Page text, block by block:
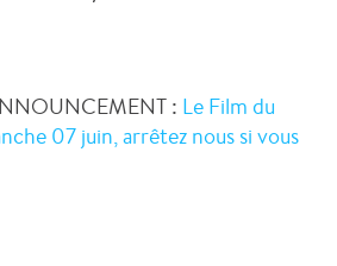
: Le Film du
07 juin, arrêtez nous si vous